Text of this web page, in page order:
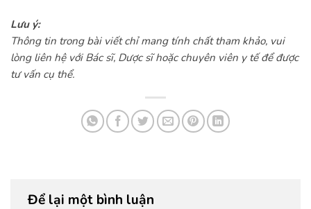
Lưu ý:
Thông tin trong bài viết chỉ mang tính chất tham khảo, vui
lòng liên hệ với Bác sĩ, Dược sĩ hoặc chuyên viên y tế để được
tư vấn cụ thể.
Để lại một bình luận